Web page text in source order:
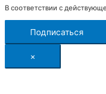
В соответствии с
Подписаться
×